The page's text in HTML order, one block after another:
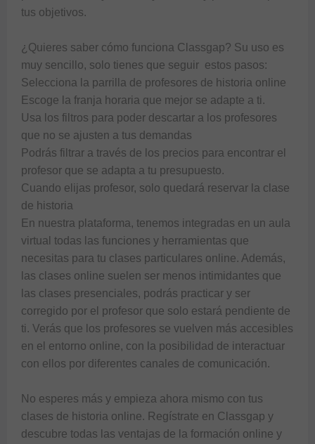
tus objetivos.
¿Quieres saber cómo funciona Classgap? Su uso es
muy sencillo, solo tienes que seguir  estos pasos:
Selecciona la parrilla de profesores de historia online
Escoge la franja horaria que mejor se adapte a ti.
Usa los filtros para poder descartar a los profesores
que no se ajusten a tus demandas
Podrás filtrar a través de los precios para encontrar el
profesor que se adapta a tu presupuesto.
Cuando elijas profesor, solo quedará reservar la clase
de historia
En nuestra plataforma, tenemos integradas en un aula
virtual todas las funciones y herramientas que
necesitas para tu clases particulares online. Además,
las clases online suelen ser menos intimidantes que
las clases presenciales, podrás practicar y ser
corregido por el profesor que solo estará pendiente de
ti. Verás que los profesores se vuelven más accesibles
en el entorno online, con la posibilidad de interactuar
con ellos por diferentes canales de comunicación.
No esperes más y empieza ahora mismo con tus
clases de historia online. Regístrate en Classgap y
descubre todas las ventajas de la formación online y